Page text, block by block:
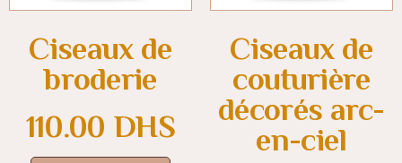
Ciseaux de
broderie
110.00 DHS
Ciseaux de
couturière
décorés arc-
en-ciel